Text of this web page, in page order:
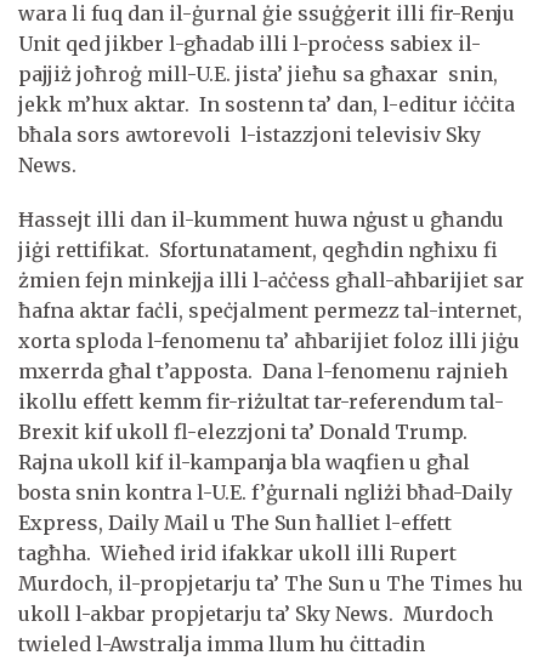
wara li fuq dan il-ġurnal ġie ssuġġerit illi fir-Renju
Unit qed jikber l-għadab illi l-proċess sabiex il-
pajjiż joħroġ mill-U.E. jista’ jieħu sa għaxar snin,
jekk m’hux aktar. In sostenn ta’ dan, l-editur iċċita
bħala sors awtorevoli l-istazzjoni televisiv Sky
News.
Ħassejt illi dan il-kumment huwa nġust u għandu
jiġi rettifikat. Sfortunatament, qegħdin ngħixu fi
żmien fejn minkejja illi l-aċċess għall-aħbarijiet sar
ħafna aktar faċli, speċjalment permezz tal-internet,
xorta sploda l-fenomenu ta’ aħbarijiet foloz illi jiġu
mxerrda għal t’apposta. Dana l-fenomenu rajnieh
ikollu effett kemm fir-riżultat tar-referendum tal-
Brexit kif ukoll fl-elezzjoni ta’ Donald Trump.
Rajna ukoll kif il-kampanja bla waqfien u għal
bosta snin kontra l-U.E. f’ġurnali ngliżi bħad-Daily
Express, Daily Mail u The Sun ħalliet l-effett
tagħha. Wieħed irid ifakkar ukoll illi Rupert
Murdoch, il-propjetarju ta’ The Sun u The Times hu
ukoll l-akbar propjetarju ta’ Sky News. Murdoch
twieled l-Awstralja imma llum hu ċittadin